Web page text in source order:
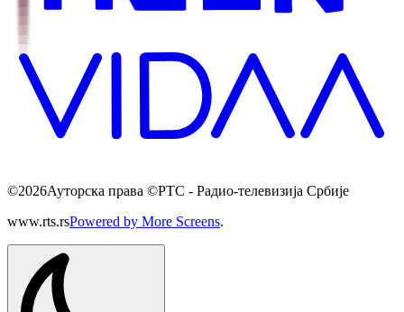
©2026Ауторска права ©РТС - Радио-телевизија Србије
www.rts.rsPowered by More Screens.